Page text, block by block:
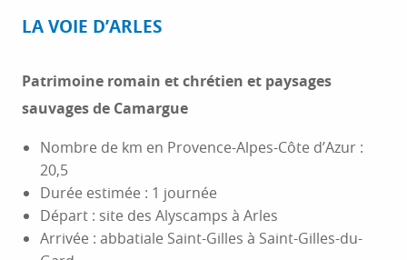
LA VOIE D’ARLES
Patrimoine romain et chrétien et paysages
sauvages de Camargue
Nombre de km en Provence-Alpes-Côte d’Azur :
20,5
Durée estimée : 1 journée
Départ : site des Alyscamps à Arles
Arrivée : abbatiale Saint-Gilles à Saint-Gilles-du-